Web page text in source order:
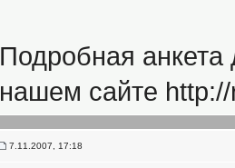
Подробная анкета
нашем сайте
7.11.2007, 17:18